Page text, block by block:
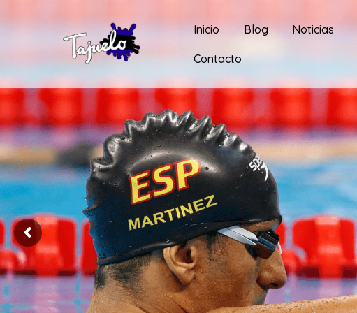
Inicio Blog Noticias
Contacto